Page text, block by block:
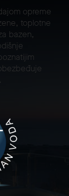
opreme
toplotne
bazen,